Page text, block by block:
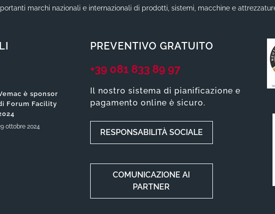
marchi nazionali e internazionali di prodotti, sistemi, macchine e
è sponsor
Forum Facility
ottobre 2024
PREVENTIVO GRATUITO
+39 081 833 89 97
Il nostro sistema di pianificazione e
pagamento online è sicuro.
RESPONSABILITÀ SOCIALE
COMUNICAZIONE AI
PARTNER